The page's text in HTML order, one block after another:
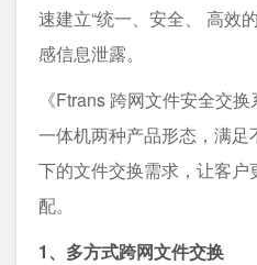
速建立“统一、安全、 高效
感信息泄露。
《Ftrans 跨网文件安全交
一体机两种产品形态，满
下的文件交换需求，让客
配。
1、多方式跨网文件交换